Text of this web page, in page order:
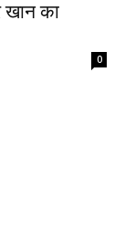
खान का
0